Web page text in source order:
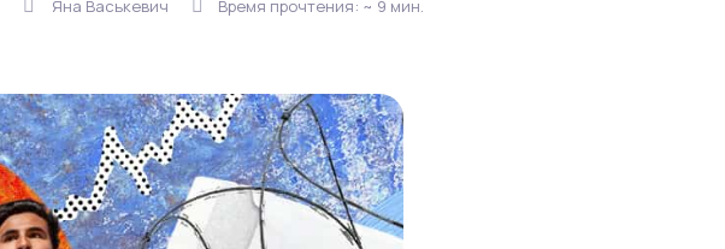
Яна Васькевич Время прочтения: ~ 9 мин.